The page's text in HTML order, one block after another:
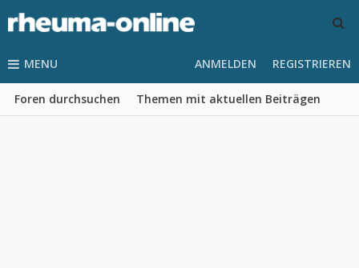
MENU
Foren durchsuchen Themen mit aktuellen Beiträgen
ANMELDEN REGISTRIEREN